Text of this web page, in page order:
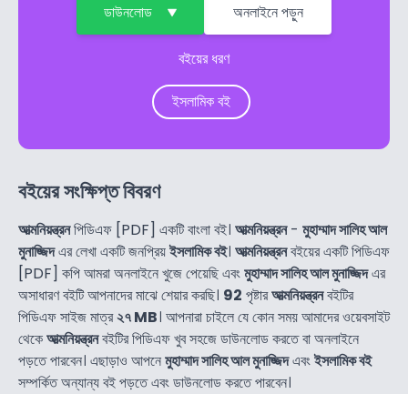
ডাউনলোড অনলাইনে পড়ুন
বইয়ের ধরণ
ইসলামিক বই
বইয়ের সংক্ষিপ্ত বিবরণ
আত্মনিয়ন্ত্রনপিডিএফ [PDF] একটি বাংলা বই। আত্মনিয়ন্ত্রন- মুহাম্মাদ সালিহ আল
মুনাজ্জিদএর লেখা একটি জনপ্রিয়ইসলামিক বই। আত্মনিয়ন্ত্রনবইয়ের একটি পিডিএফ
[PDF] কপি আমরা অনলাইনে খুজে পেয়েছি এবংমুহাম্মাদ সালিহ আল মুনাজ্জিদএর
অসাধারণ বইটি আপনাদের মাঝে শেয়ার করছি। 92 পৃষ্টারআত্মনিয়ন্ত্রনবইটির
পিডিএফ সাইজ মাত্র২৭ MB। আপনারা চাইলে যে কোন সময় আমাদের ওয়েবসাইট
থেকেআত্মনিয়ন্ত্রনবইটির পিডিএফ খুব সহজে ডাউনলোড করতে বা অনলাইনে
পড়তে পারবেন। এছাড়াও আপনেমুহাম্মাদ সালিহ আল মুনাজ্জিদএবংইসলামিক বই
সম্পর্কিত অন্যান্য বই পড়তে এবং ডাউনলোড করতে পারবেন।